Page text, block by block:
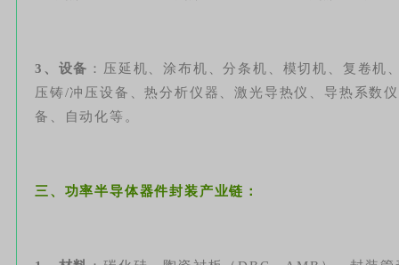
3、设备 ：压延机、涂布机、分条机、模切机、复卷机
压铸/冲压设备、热分析仪器、激光导热仪、导热系数
备、自动化等。
三、功率半导体器件封装产业链：